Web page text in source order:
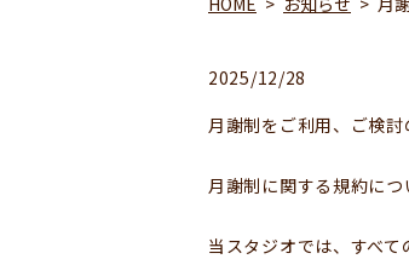
2025/12/28
月謝制をご利用、ご検
月謝制に関する規約につ
当スタジオでは、すべて